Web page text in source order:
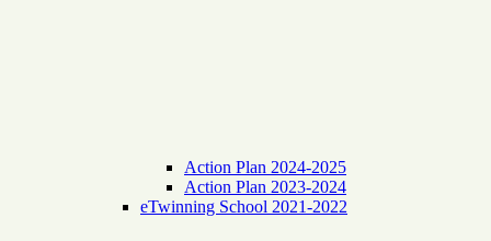
Action Plan 2024-2025
Action Plan 2023-2024
eTwinning School 2021-2022